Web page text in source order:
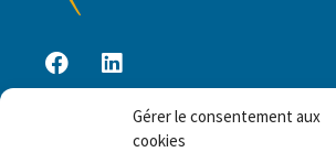
Gérer le consentement aux
cookies